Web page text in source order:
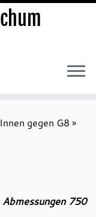
gegen G8 »
750